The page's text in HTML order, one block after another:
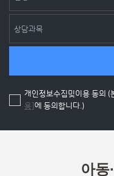
개인정보수집및이용 동의 (
용] 에 동의합니다.)
아동